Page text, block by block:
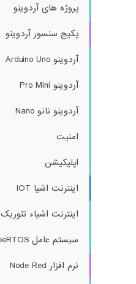
پروژه های آردوینو
پکیج سنسور آردوینو
آردوینو Arduino Uno
آردوینو Pro Mini
آردوینو نانو Nano
امنیت
اپلیکیشن
اینترنت اشیا IOT
اینترنت اشیاء تئوریک
سیستم عامل FreeRTOS
نرم افزار Node Red